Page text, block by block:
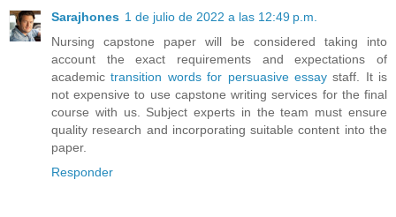
Sarajhones 1 de julio de 2022 a las 12:49 p.m.
Nursing capstone paper will be considered taking into
account the exact requirements and expectations of
academictransition words for persuasive essaystaff. It is
not expensive to use capstone writing services for the final
course with us. Subject experts in the team must ensure
quality research and incorporating suitable content into the
paper.
Responder